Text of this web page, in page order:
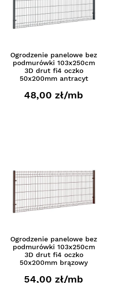
Ogrodzenie panelowe bez
podmurówki 103x250cm
3D drut fi4 oczko
50x200mm antracyt
48,00 zł/mb
Ogrodzenie panelowe bez
podmurówki 103x250cm
3D drut fi4 oczko
50x200mm brązowy
54,00 zł/mb